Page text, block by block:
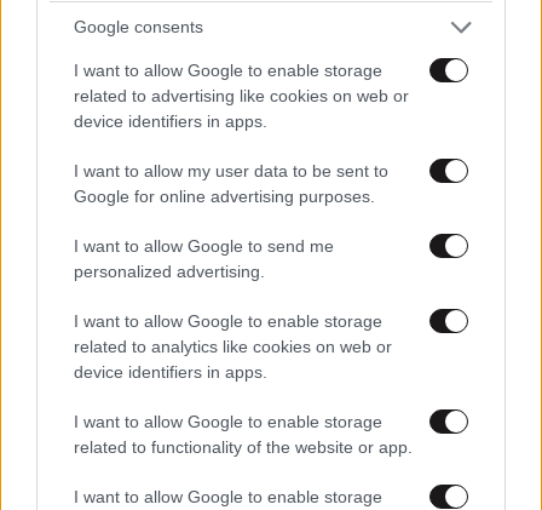
Google consents
I want to allow Google to enable storage
related to advertising like cookies on web or
device identifiers in apps.
I want to allow my user data to be sent to
Google for online advertising purposes.
I want to allow Google to send me
personalized advertising.
I want to allow Google to enable storage
related to analytics like cookies on web or
device identifiers in apps.
I want to allow Google to enable storage
related to functionality of the website or app.
I want to allow Google to enable storage
ΟΙΚΟΝΟΜΙΑ08·08·2026 13:03
Ποιοι φορολογούμενοι θα λάβουν email ή
τηλεφώνημα από την ΑΑΔΕ για φορολογικές
εκκρεμότητες